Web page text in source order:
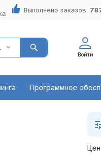
Выполнено заказов:
Войти
Программное